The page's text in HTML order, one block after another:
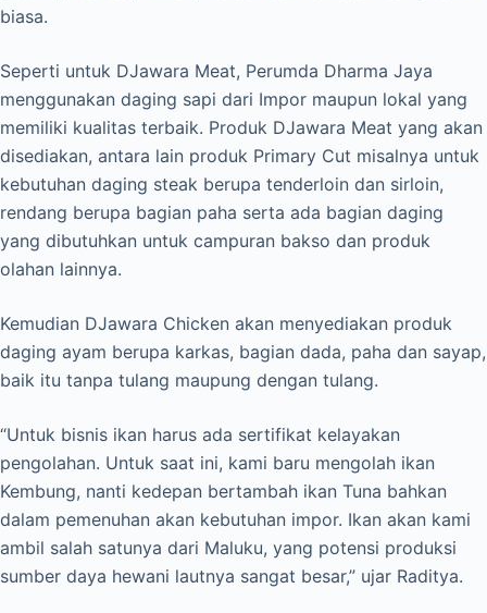
biasa.
Seperti untuk DJawara Meat, Perumda Dharma Jaya
menggunakan daging sapi dari Impor maupun lokal yang
memiliki kualitas terbaik. Produk DJawara Meat yang akan
disediakan, antara lain produk Primary Cut misalnya untuk
kebutuhan daging steak berupa tenderloin dan sirloin,
rendang berupa bagian paha serta ada bagian daging
yang dibutuhkan untuk campuran bakso dan produk
olahan lainnya.
Kemudian DJawara Chicken akan menyediakan produk
daging ayam berupa karkas, bagian dada, paha dan sayap,
baik itu tanpa tulang maupung dengan tulang.
“Untuk bisnis ikan harus ada sertifikat kelayakan
pengolahan. Untuk saat ini, kami baru mengolah ikan
Kembung, nanti kedepan bertambah ikan Tuna bahkan
dalam pemenuhan akan kebutuhan impor. Ikan akan kami
ambil salah satunya dari Maluku, yang potensi produksi
sumber daya hewani lautnya sangat besar,” ujar Raditya.